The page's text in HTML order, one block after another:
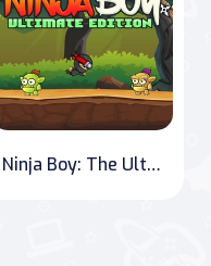
Ninja Boy: The Ultimate Quest